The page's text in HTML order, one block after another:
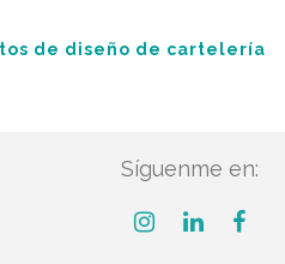
de diseño de cartelería
Síguenme en: